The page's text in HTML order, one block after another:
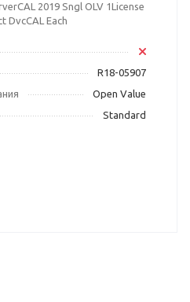
2019 Sngl OLV 1License
DvcCAL Each
R18-05907
Open Value
Standard